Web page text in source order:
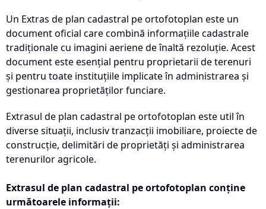
Un Extras de plan cadastral pe ortofotoplan este un
document oficial care combină informațiile cadastrale
tradiționale cu imagini aeriene de înaltă rezoluție. Acest
document este esențial pentru proprietarii de terenuri
și pentru toate instituțiile implicate în administrarea și
gestionarea proprietăților funciare.
Extrasul de plan cadastral pe ortofotoplan este util în
diverse situații, inclusiv tranzacții imobiliare, proiecte de
construcție, delimitări de proprietăți și administrarea
terenurilor agricole.
Extrasul de plan cadastral pe ortofotoplan conține
următoarele informații: